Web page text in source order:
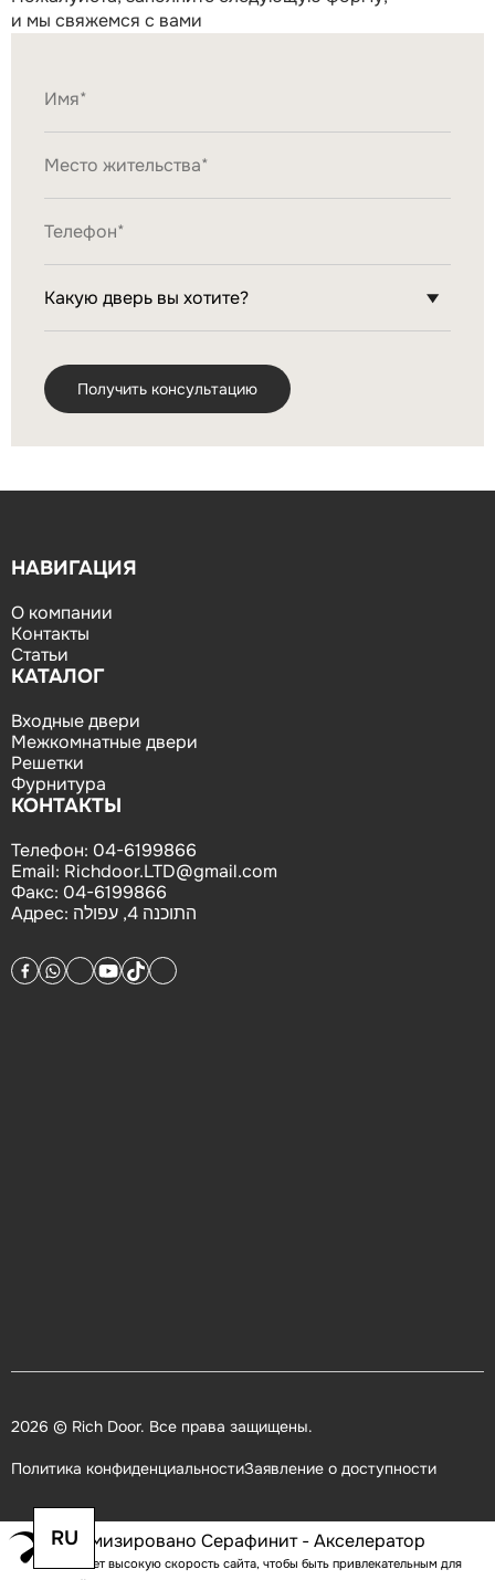
и мы свяжемся с вами
НАВИГАЦИЯ
О компании
Контакты
Статьи
КАТАЛОГ
Входные двери
Межкомнатные двери
Решетки
Фурнитура
КОНТАКТЫ
Телефон: 04-6199866
Email: Richdoor.LTD@gmail.com
Факс: 04-6199866
Адрес:
התוכנה 4, עפולה
2026 © Rich Door. Все права защищены.
Политика конфиденциальностиЗаявление о доступности
RU
Оптимизировано Серафинит - Акселератор
Включает высокую скорость сайта, чтобы быть привлекательным для